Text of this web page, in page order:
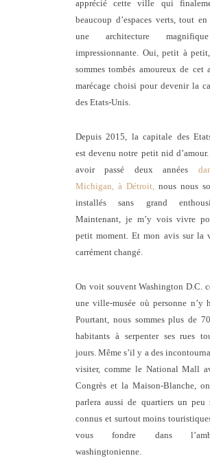
apprécié cette ville qui
beaucoup d’espaces verts, tout
une architecture
impressionnante. Oui, petit à
sommes tombés amoureux de cet
marécage choisi pour devenir la
des Etats-Unis.
Depuis 2015, la capitale des
est devenu notre petit nid d’amour.
avoir passé deux années
Michigan, à Détroit, nous nous
installés sans grand
Maintenant, je m’y vois vivre
petit moment. Et mon avis sur la
carrément changé.
On voit souvent Washington D.C.
une ville-musée où personne n’y
Pourtant, nous sommes plus de
habitants à serpenter ses rues
jours. Même s’il y a des
visiter, comme le National Mall
Congrès et la Maison-Blanche,
parlera aussi de quartiers un peu
connus et surtout moins
vous fondre dans
washingtonienne.